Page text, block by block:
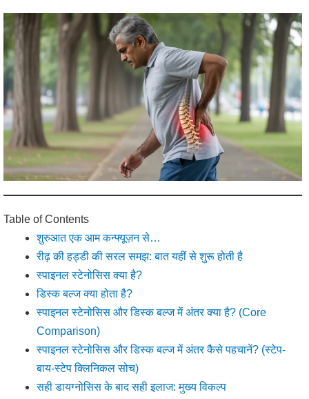
Table of Contents
शुरुआत एक आम कन्फ्यूज़न से…
रीढ़ की हड्डी की सरल समझ: बात यहीं से शुरू होती है
स्पाइनल स्टेनोसिस क्या है?
डिस्क बल्ज क्या होता है?
स्पाइनल स्टेनोसिस और डिस्क बल्ज में अंतर क्या है? (Core
Comparison)
स्पाइनल स्टेनोसिस और डिस्क बल्ज में अंतर कैसे पहचानें? (स्टेप-
बाय-स्टेप क्लिनिकल सोच)
सही डायग्नोसिस के बाद सही इलाज: मुख्य विकल्प